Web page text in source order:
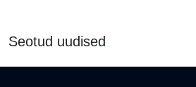
Seotud uudised